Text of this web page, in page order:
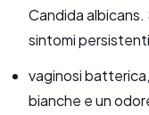
Candida
sintomi
vaginosi
bianche e un